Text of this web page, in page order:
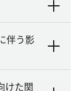
伴う影
けた関